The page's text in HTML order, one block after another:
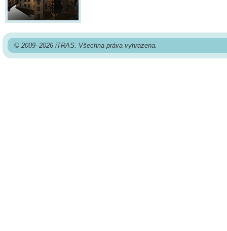
© 2009–2026 iTRAS. Všechna práva vyhrazena.